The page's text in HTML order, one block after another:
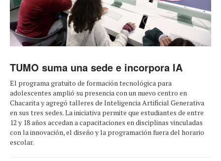
TUMO suma una sede e incorpora IA
El programa gratuito de formación tecnológica para
adolescentes amplió su presencia con un nuevo centro en
Chacarita y agregó talleres de Inteligencia Artificial Generativa
en sus tres sedes. La iniciativa permite que estudiantes de entre
12 y 18 años accedan a capacitaciones en disciplinas vinculadas
con la innovación, el diseño y la programación fuera del horario
escolar.